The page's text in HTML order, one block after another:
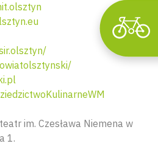
im. Czesława Niemena w
1.